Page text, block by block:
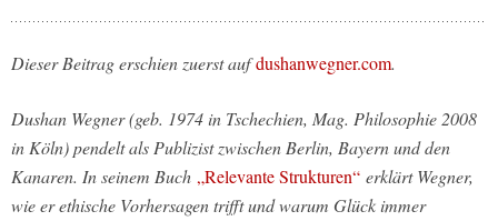
Dieser Beitrag erschien zuerst aufdushanwegner.com.
Dushan Wegner (geb. 1974 in Tschechien, Mag. Philosophie 2008
in Köln) pendelt als Publizist zwischen Berlin, Bayern und den
Kanaren. In seinem Buch „Relevante Strukturen“ erklärt Wegner,
wie er ethische Vorhersagen trifft und warum Glück immer